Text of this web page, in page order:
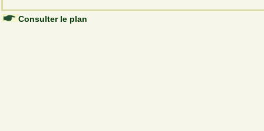
Consulter le plan